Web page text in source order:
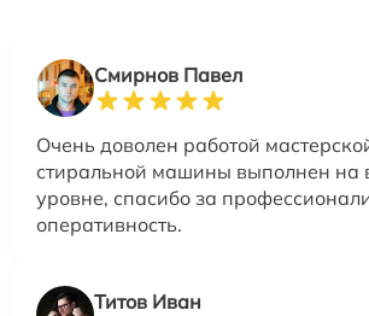
Смирнов Павел
Очень доволен работой
стиральной машины выполнен на
уровне, спасибо за
оперативность.
Титов Иван